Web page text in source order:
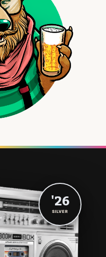
'26
SILVER